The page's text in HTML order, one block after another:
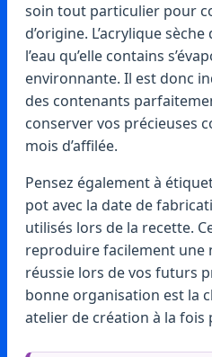
soin tout particulier pour
d’origine. L’acrylique
l’eau qu’elle contains
environnante. Il est donc
des contenants
conserver vos précieuses
mois d’affilée.
Pensez également à
pot avec la date de
utilisés lors de la recette.
reproduire facilement une
réussie lors de vos futurs
bonne organisation est la
atelier de création à la fois